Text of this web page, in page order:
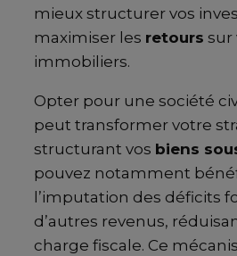
mieux structurer vos
maximiser les retours sur
immobiliers.
Opter pour une société
peut transformer votre
structurant vos biens
pouvez notamment
l’imputation des déficits
d’autres revenus,
charge fiscale. Ce